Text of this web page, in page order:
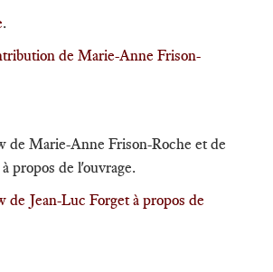
.
de Marie-Anne Frison-
de Marie-Anne Frison-Roche et de
propos de l'ouvrage.
Jean-Luc Forget à propos de